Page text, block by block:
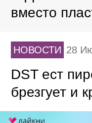
вместо
НОВОСТИ 28
DST ест
брезгует и